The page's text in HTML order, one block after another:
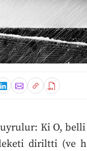
Ki O,
diriltti (ve